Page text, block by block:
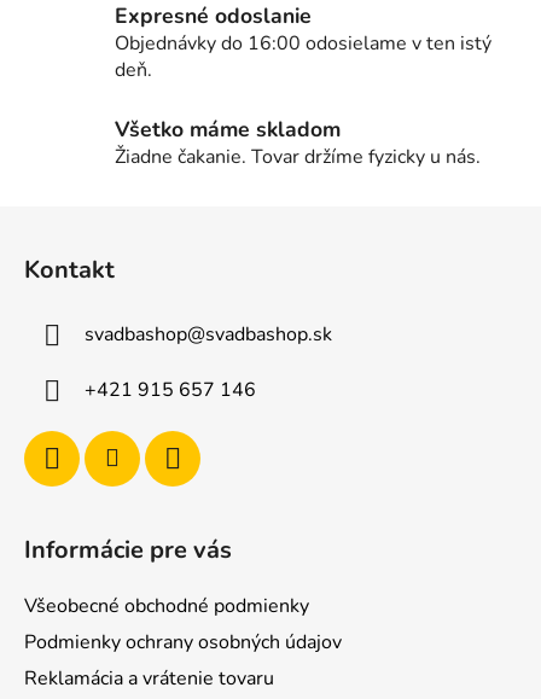
v
ý
s
u
Expresné odoslanie
Objednávky do 16:00 odosielame v ten istý
deň.
Všetko máme skladom
Žiadne čakanie. Tovar držíme fyzicky u nás.
Kontakt
svadbashop@svadbashop.sk
+421 915 657 146
Informácie pre vás
Všeobecné obchodné podmienky
Podmienky ochrany osobných údajov
Reklamácia a vrátenie tovaru